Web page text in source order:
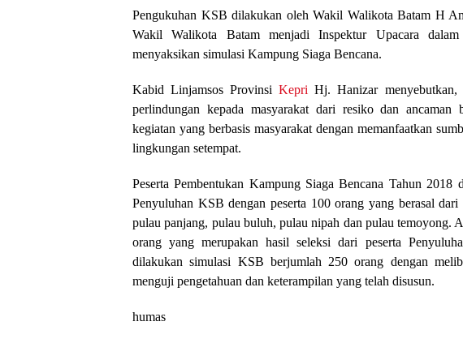
Pengukuhan KSB dilakukan oleh Wakil Walikota Batam H
Wakil Walikota Batam menjadi Inspektur Upacara
menyaksikan simulasi Kampung Siaga Bencana.
Kabid Linjamsos ProvinsiKepri Hj. Hanizar
perlindungan kepada masyarakat dari resiko dan ancaman
kegiatan yang berbasis masyarakat dengan memanfaatkan
lingkungan setempat.
Peserta Pembentukan Kampung Siaga Bencana Tahun 2018
Penyuluhan KSB dengan peserta 100 orang yang berasal
pulau panjang, pulau buluh, pulau nipah dan pulau temoyong.
orang yang merupakan hasil seleksi dari peserta
dilakukan simulasi KSB berjumlah 250 orang dengan
menguji pengetahuan dan keterampilan yang telah disusun.
humas